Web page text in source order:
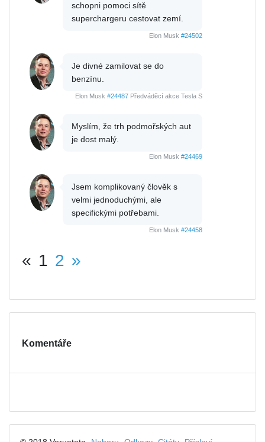
schopni pomoci sítě
superchargeru cestovat zemí.
Elon Musk #24502
Je divné zamilovat se do
benzínu.
Elon Musk #24487 Předváděcí akce Tesla S
Myslím, že trh podmořských aut
je dost malý.
Elon Musk #24469
Jsem komplikovaný člověk s
velmi jednoduchými, ale
specifickými potřebami.
Elon Musk #24458
« 1 2 »
Komentáře